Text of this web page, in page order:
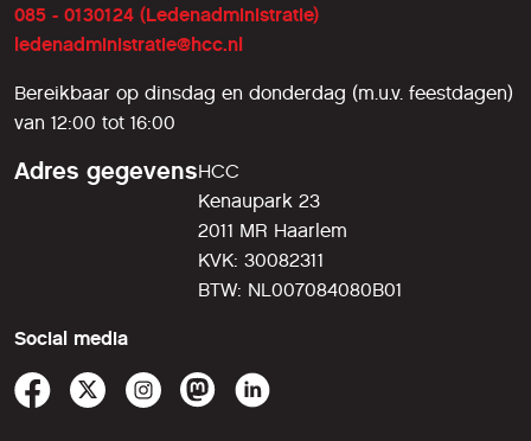
085 - 0130124 (Ledenadministratie)
ledenadministratie@hcc.nl
Bereikbaar op dinsdag en donderdag (m.u.v. feestdagen)
van 12:00 tot 16:00
Adres gegevensHCC
Kenaupark 23
2011 MR Haarlem
KVK: 30082311
BTW: NL007084080B01
Social media